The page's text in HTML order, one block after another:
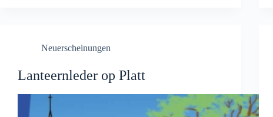
Neuerscheinungen
Lanteernleder op Platt